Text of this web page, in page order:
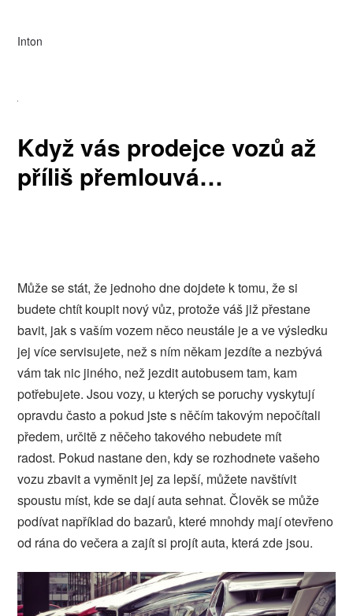
Inton
Když vás prodejce vozů až
příliš přemlouvá…
Může se stát, že jednoho dne dojdete k tomu, že si
budete chtít koupit nový vůz, protože váš již přestane
bavit, jak s vaším vozem něco neustále je a ve výsledku
jej více servisujete, než s ním někam jezdíte a nezbývá
vám tak nic jiného, než jezdit autobusem tam, kam
potřebujete. Jsou vozy, u kterých se poruchy vyskytují
opravdu často a pokud jste s něčím takovým nepočítali
předem, určitě z něčeho takového nebudete mít
radost. Pokud nastane den, kdy se rozhodnete vašeho
vozu zbavit a vyměnit jej za lepší, můžete navštívit
spoustu míst, kde se dají auta sehnat. Člověk se může
podívat například do bazarů, které mnohdy mají otevřeno
od rána do večera a zajít si projít auta, která zde jsou.